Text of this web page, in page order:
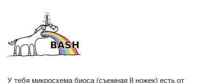
У тебя микросхема биоса (съемная 8 ножек) есть от